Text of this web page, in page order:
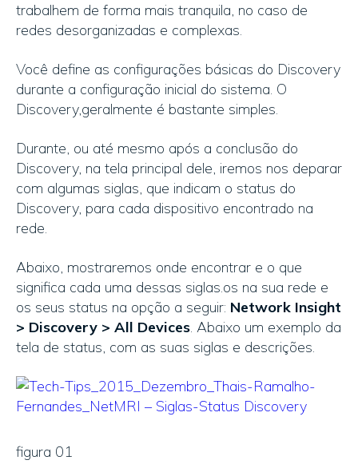
trabalhem de forma mais tranquila, no caso de
redes desorganizadas e complexas.
Você define as configurações básicas do Discovery
durante a configuração inicial do sistema. O
Discovery,geralmente é bastante simples.
Durante, ou até mesmo após a conclusão do
Discovery, na tela principal dele, iremos nos deparar
com algumas siglas, que indicam o status do
Discovery, para cada dispositivo encontrado na
rede.
Abaixo, mostraremos onde encontrar e o que
significa cada uma dessas siglas.os na sua rede e
os seus status na opção a seguir: Network Insight
> Discovery > All Devices. Abaixo um exemplo da
tela de status, com as suas siglas e descrições.
figura 01